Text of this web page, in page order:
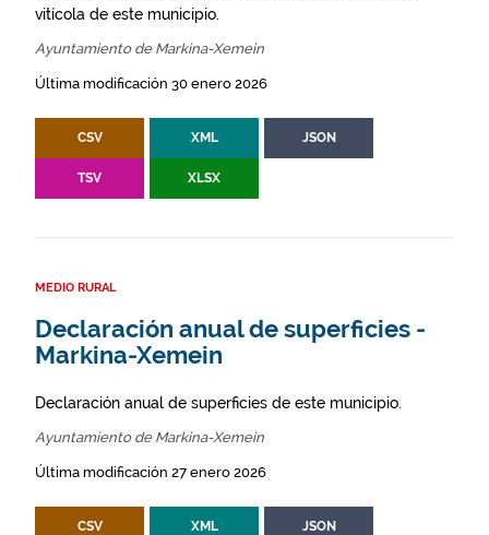
vitícola de este municipio.
Ayuntamiento de Markina-Xemein
Última modificación 30 enero 2026
CSV XML JSON
TSV XLSX
MEDIO RURAL
Declaración anual de superficies -
Markina-Xemein
Declaración anual de superficies de este municipio.
Ayuntamiento de Markina-Xemein
Última modificación 27 enero 2026
CSV XML JSON